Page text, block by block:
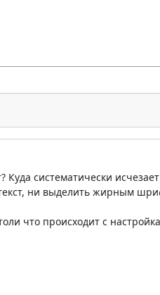
Куда систематически
ни выделить жирным
что происходит с